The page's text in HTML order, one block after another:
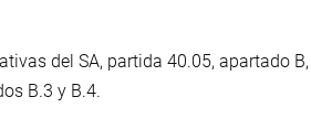
del SA, partida 40.05, apartado B,
B.3 y B.4.